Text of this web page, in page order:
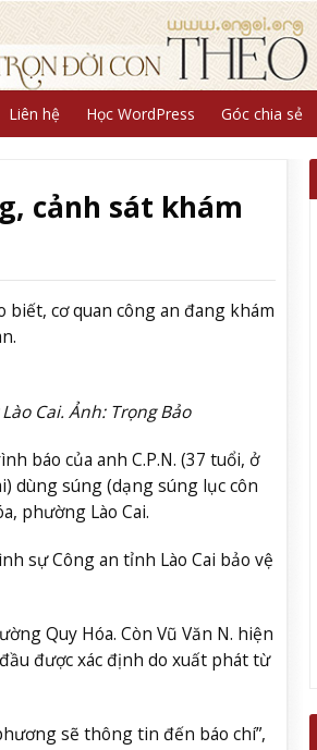
Liên hệ Học WordPress Góc chia sẻ
cảnh sát khám
biết, cơ quan công an đang khám
Cai. Ảnh: Trọng Bảo
báo của anh C.P.N. (37 tuổi, ở
dùng súng (dạng súng lục côn
phường Lào Cai.
sự Công an tỉnh Lào Cai bảo vệ
Quy Hóa. Còn Vũ Văn N. hiện
được xác định do xuất phát từ
sẽ thông tin đến báo chí”,